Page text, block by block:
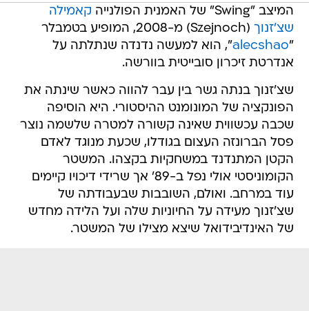
המיצב "Swing" של האמנית הפולנייה
קאמילה
שצ'זנוך
(Szejnoch) מ-2008, המופיע בטמבלר
"
alecshao", הוא למעשה נדנדה שנתלתה על
אנדרטת זיכרון סובייטית בוורשה.
שצ'זנוך בנתה גשר בין עבר להווה כאשר שינתה את
הפונקציה של המונומנט ההיסטורי. היא הוסיפה
שכבה עכשווית שאינה קשורה למטרה שלשמה נוצר
פסל הברונזה העצום בגודלו, שכעת מנוגד לאדם
הקטן המתנדנד במשחקיות בקצהו. המשטר
הקומוניסטי אולי נפל ב-89' אך שרידי דיכויו קיימים
עוד במרחב. ואולם, השובבות שבעבודתה של
שצ'זנוך מעידה על החיוניות שלה ועל הלידה מחדש
של האינדיבידואל שיצא מצילו של המשטר.